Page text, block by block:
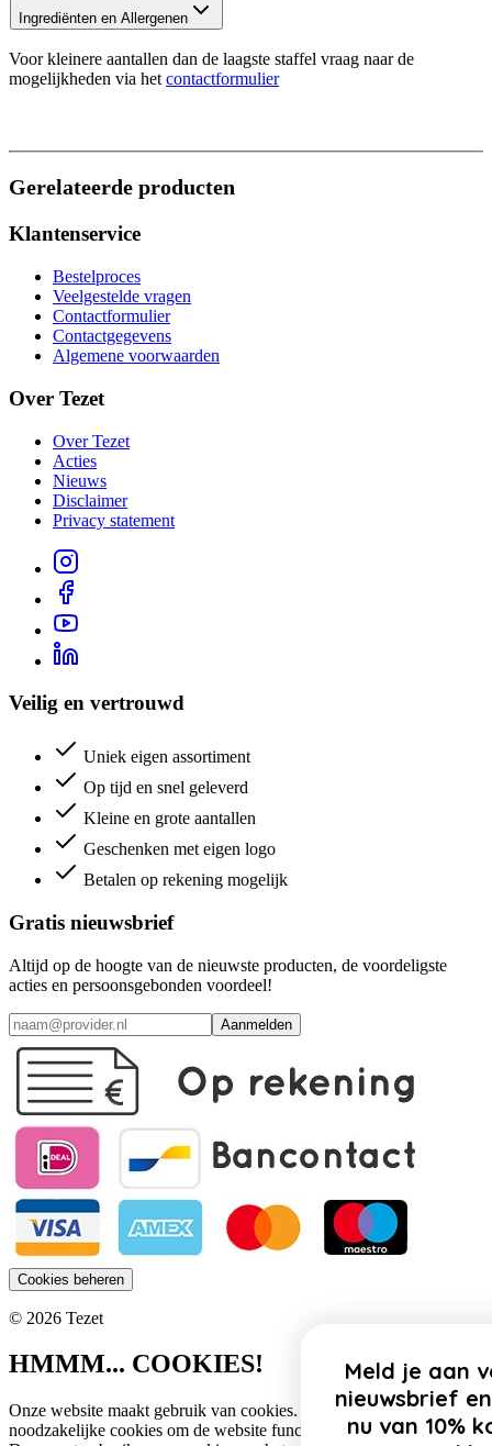
Ingrediënten en Allergenen
Voor kleinere aantallen dan de laagste staffel vraag naar de
mogelijkheden via hetcontactformulier
Gerelateerde producten
Klantenservice
Bestelproces
Veelgestelde vragen
Contactformulier
Contactgegevens
Algemene voorwaarden
Over Tezet
Over Tezet
Acties
Nieuws
Disclaimer
Privacy statement
Veilig en vertrouwd
Uniek eigen assortiment
Op tijd en snel geleverd
Kleine en grote aantallen
Geschenken met eigen logo
Betalen op rekening mogelijk
Gratis nieuwsbrief
Altijd op de hoogte van de nieuwste producten, de voordeligste
acties en persoonsgebonden voordeel!
Aanmelden
Cookies beheren
© 2026 Tezet
HMMM... COOKIES!
Onze website maakt gebruik van cookies. Zo gebruiken wij
noodzakelijke cookies om de website functioneel te houden.
Meld je aan voor onze
nieuwsbrief en profiteer
nu van 10% korting op